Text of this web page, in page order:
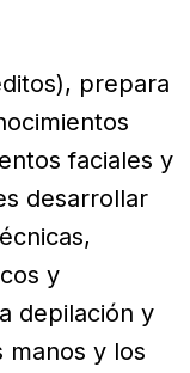
prepara
faciales y
desarrollar
y
depilación y
manos y los